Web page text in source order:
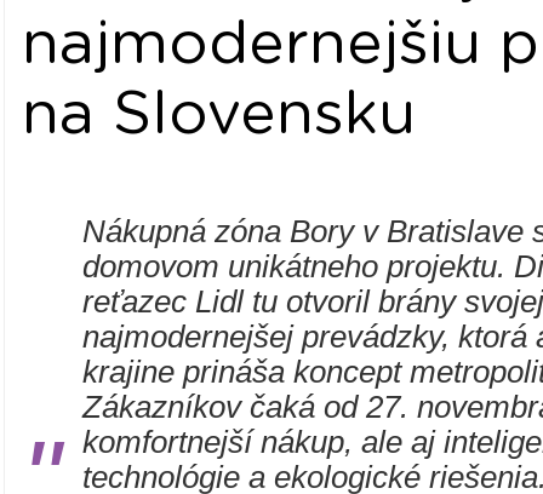
najmodernejšiu
na Slovensku
Nákupná zóna Bory v Bratislave
domovom unikátneho projektu.
reťazec Lidl tu otvoril brány
najmodernejšej prevádzky, ktorá
krajine prináša koncept
Zákazníkov čaká od 27.
komfortnejší nákup, ale aj
technológie a ekologické